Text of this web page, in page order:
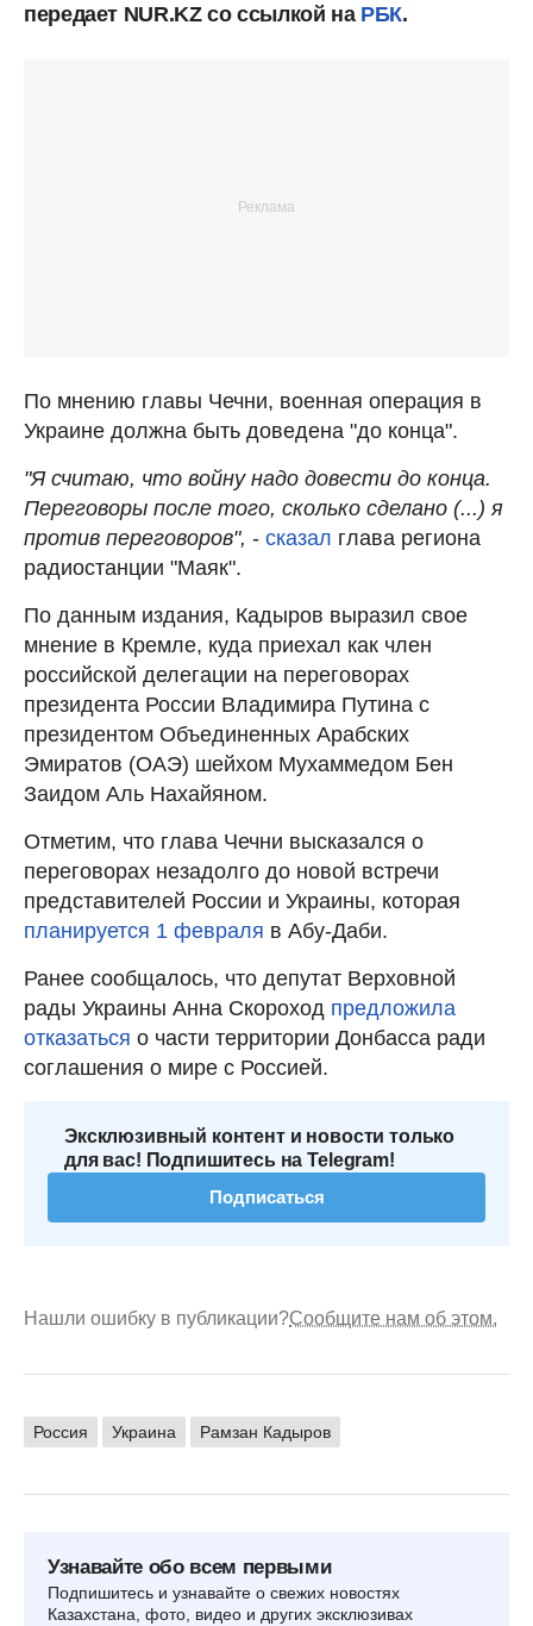
передает NUR.KZ со ссылкой на РБК.
По мнению главы Чечни, военная операция в
Украине должна быть доведена "до конца".
"Я считаю, что войну надо довести до конца.
Переговоры после того, сколько сделано (...) я
против переговоров", - сказал глава региона
радиостанции "Маяк".
По данным издания, Кадыров выразил свое
мнение в Кремле, куда приехал как член
российской делегации на переговорах
президента России Владимира Путина с
президентом Объединенных Арабских
Эмиратов (ОАЭ) шейхом Мухаммедом Бен
Заидом Аль Нахайяном.
Отметим, что глава Чечни высказался о
переговорах незадолго до новой встречи
представителей России и Украины, которая
планируется 1 февраля в Абу-Даби.
Ранее сообщалось, что депутат Верховной
рады Украины Анна Скороход предложила
отказаться о части территории Донбасса ради
соглашения о мире с Россией.
Эксклюзивный контент и новости только
для вас! Подпишитесь на Telegram!
Подписаться
Нашли ошибку в публикации?Сообщите нам об этом.
Россия Украина Рамзан Кадыров
Узнавайте обо всем первыми
Подпишитесь и узнавайте о свежих новостях
Казахстана, фото, видео и других эксклюзивах